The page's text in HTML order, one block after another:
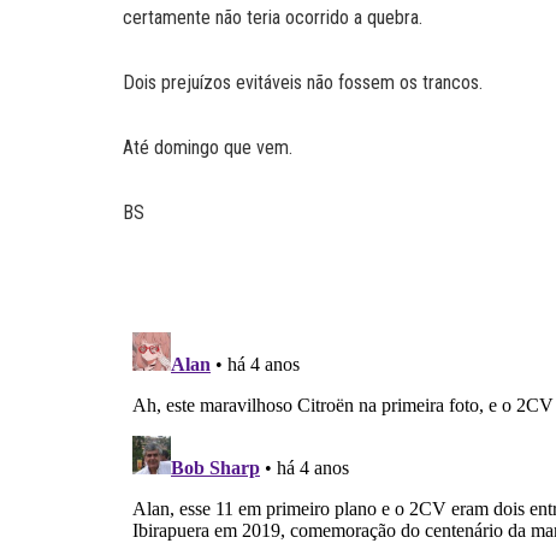
certamente não teria ocorrido a quebra.
Dois prejuízos evitáveis não fossem os trancos.
Até domingo que vem.
BS